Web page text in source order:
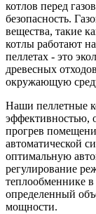
котлов перед
безопасность.
вещества, такие
котлы работают
пеллетах - это
древесных
окружающую
Наши пеллетные
эффективностью,
прогрев
автоматической
оптимальную
регулирование
теплообменнике в
определенный
мощности.